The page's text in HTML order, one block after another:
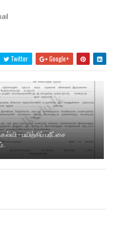
Twitter Google+
- பயிற்சிப் பரீட்சை